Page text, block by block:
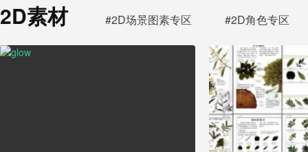
2D素材 #2D场景图素专区 #2D角色专区